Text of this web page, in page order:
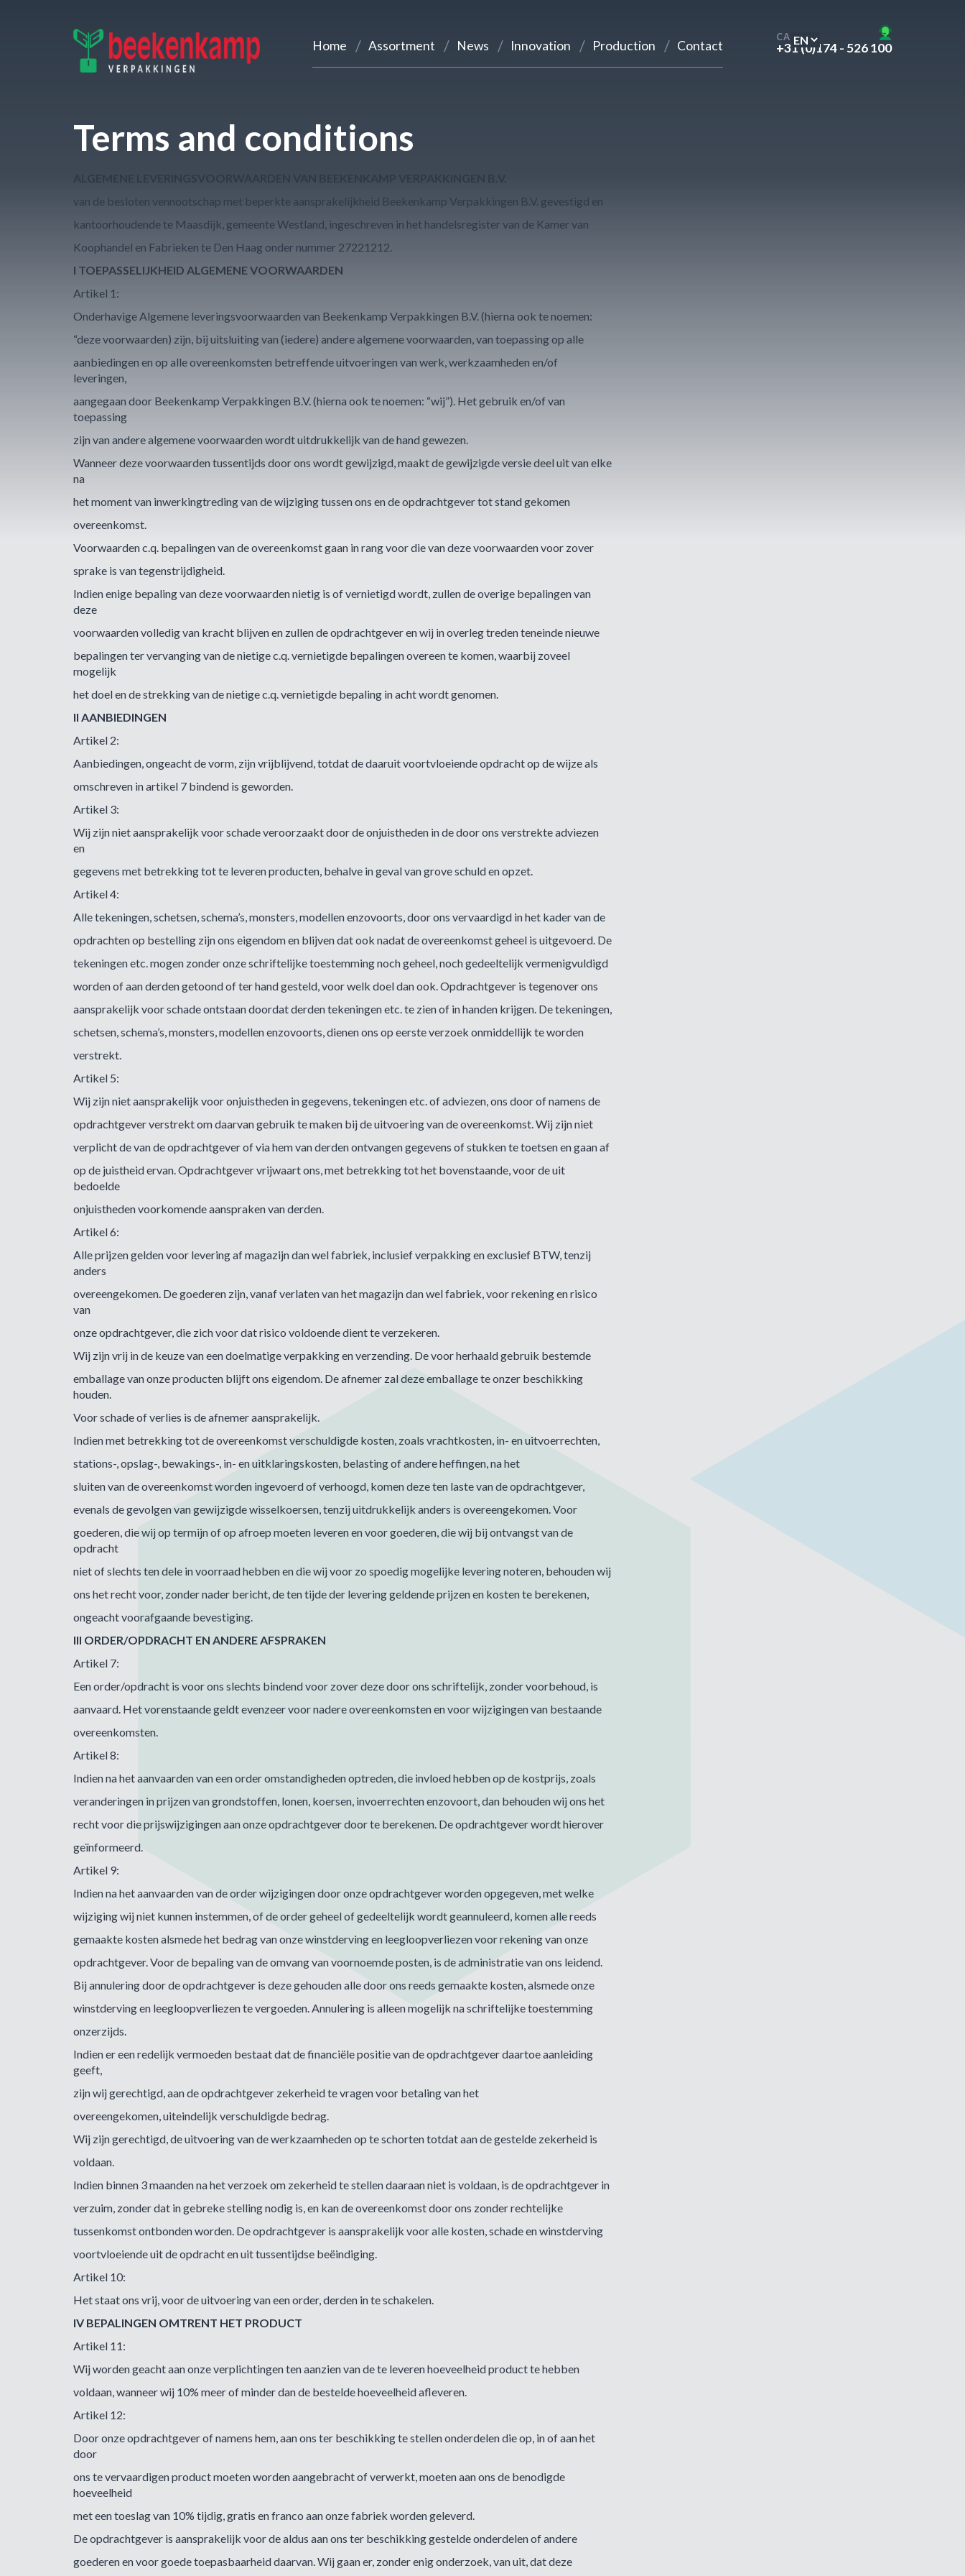
Home Assortment News Innovation Production Contact
CALL US
+31 (0)174 - 526 100
Terms and conditions
van de besloten vennootschap met beperkte aansprakelijkheid Beekenkamp Verpakkingen B.V. gevestigd en
kantoorhoudende te Maasdijk, gemeente Westland, ingeschreven in het handelsregister van de Kamer van
Koophandel en Fabrieken te Den Haag onder nummer 27221212.
I TOEPASSELIJKHEID ALGEMENE VOORWAARDEN
Artikel 1:
Onderhavige Algemene leveringsvoorwaarden van Beekenkamp Verpakkingen B.V. (hierna ook te noemen:
“deze voorwaarden) zijn, bij uitsluiting van (iedere) andere algemene voorwaarden, van toepassing op alle
aanbiedingen en op alle overeenkomsten betreffende uitvoeringen van werk, werkzaamheden en/of
leveringen,
aangegaan door Beekenkamp Verpakkingen B.V. (hierna ook te noemen: “wij”). Het gebruik en/of van
toepassing
zijn van andere algemene voorwaarden wordt uitdrukkelijk van de hand gewezen.
Wanneer deze voorwaarden tussentijds door ons wordt gewijzigd, maakt de gewijzigde versie deel uit van elke
na
het moment van inwerkingtreding van de wijziging tussen ons en de opdrachtgever tot stand gekomen
overeenkomst.
Voorwaarden c.q. bepalingen van de overeenkomst gaan in rang voor die van deze voorwaarden voor zover
sprake is van tegenstrijdigheid.
Indien enige bepaling van deze voorwaarden nietig is of vernietigd wordt, zullen de overige bepalingen van
deze
voorwaarden volledig van kracht blijven en zullen de opdrachtgever en wij in overleg treden teneinde nieuwe
bepalingen ter vervanging van de nietige c.q. vernietigde bepalingen overeen te komen, waarbij zoveel
mogelijk
het doel en de strekking van de nietige c.q. vernietigde bepaling in acht wordt genomen.
II AANBIEDINGEN
Artikel 2:
Aanbiedingen, ongeacht de vorm, zijn vrijblijvend, totdat de daaruit voortvloeiende opdracht op de wijze als
omschreven in artikel 7 bindend is geworden.
Artikel 3:
Wij zijn niet aansprakelijk voor schade veroorzaakt door de onjuistheden in de door ons verstrekte adviezen
en
gegevens met betrekking tot te leveren producten, behalve in geval van grove schuld en opzet.
Artikel 4:
Alle tekeningen, schetsen, schema’s, monsters, modellen enzovoorts, door ons vervaardigd in het kader van de
opdrachten op bestelling zijn ons eigendom en blijven dat ook nadat de overeenkomst geheel is uitgevoerd. De
tekeningen etc. mogen zonder onze schriftelijke toestemming noch geheel, noch gedeeltelijk vermenigvuldigd
worden of aan derden getoond of ter hand gesteld, voor welk doel dan ook. Opdrachtgever is tegenover ons
aansprakelijk voor schade ontstaan doordat derden tekeningen etc. te zien of in handen krijgen. De tekeningen,
schetsen, schema’s, monsters, modellen enzovoorts, dienen ons op eerste verzoek onmiddellijk te worden
verstrekt.
Artikel 5:
Wij zijn niet aansprakelijk voor onjuistheden in gegevens, tekeningen etc. of adviezen, ons door of namens de
opdrachtgever verstrekt om daarvan gebruik te maken bij de uitvoering van de overeenkomst. Wij zijn niet
verplicht de van de opdrachtgever of via hem van derden ontvangen gegevens of stukken te toetsen en gaan af
op de juistheid ervan. Opdrachtgever vrijwaart ons, met betrekking tot het bovenstaande, voor de uit
bedoelde
onjuistheden voorkomende aanspraken van derden.
Artikel 6:
Alle prijzen gelden voor levering af magazijn dan wel fabriek, inclusief verpakking en exclusief BTW, tenzij
anders
overeengekomen. De goederen zijn, vanaf verlaten van het magazijn dan wel fabriek, voor rekening en risico
van
onze opdrachtgever, die zich voor dat risico voldoende dient te verzekeren.
Wij zijn vrij in de keuze van een doelmatige verpakking en verzending. De voor herhaald gebruik bestemde
emballage van onze producten blijft ons eigendom. De afnemer zal deze emballage te onzer beschikking
houden.
Voor schade of verlies is de afnemer aansprakelijk.
Indien met betrekking tot de overeenkomst verschuldigde kosten, zoals vrachtkosten, in- en uitvoerrechten,
stations-, opslag-, bewakings-, in- en uitklaringskosten, belasting of andere heffingen, na het
sluiten van de overeenkomst worden ingevoerd of verhoogd, komen deze ten laste van de opdrachtgever,
evenals de gevolgen van gewijzigde wisselkoersen, tenzij uitdrukkelijk anders is overeengekomen. Voor
goederen, die wij op termijn of op afroep moeten leveren en voor goederen, die wij bij ontvangst van de
opdracht
niet of slechts ten dele in voorraad hebben en die wij voor zo spoedig mogelijke levering noteren, behouden wij
ons het recht voor, zonder nader bericht, de ten tijde der levering geldende prijzen en kosten te berekenen,
ongeacht voorafgaande bevestiging.
III ORDER/OPDRACHT EN ANDERE AFSPRAKEN
Artikel 7:
Een order/opdracht is voor ons slechts bindend voor zover deze door ons schriftelijk, zonder voorbehoud, is
aanvaard. Het vorenstaande geldt evenzeer voor nadere overeenkomsten en voor wijzigingen van bestaande
overeenkomsten.
Artikel 8:
Indien na het aanvaarden van een order omstandigheden optreden, die invloed hebben op de kostprijs, zoals
veranderingen in prijzen van grondstoffen, lonen, koersen, invoerrechten enzovoort, dan behouden wij ons het
recht voor die prijswijzigingen aan onze opdrachtgever door te berekenen. De opdrachtgever wordt hierover
geïnformeerd.
Artikel 9:
Indien na het aanvaarden van de order wijzigingen door onze opdrachtgever worden opgegeven, met welke
wijziging wij niet kunnen instemmen, of de order geheel of gedeeltelijk wordt geannuleerd, komen alle reeds
gemaakte kosten alsmede het bedrag van onze winstderving en leegloopverliezen voor rekening van onze
opdrachtgever. Voor de bepaling van de omvang van voornoemde posten, is de administratie van ons leidend.
Bij annulering door de opdrachtgever is deze gehouden alle door ons reeds gemaakte kosten, alsmede onze
winstderving en leegloopverliezen te vergoeden. Annulering is alleen mogelijk na schriftelijke toestemming
onzerzijds.
Indien er een redelijk vermoeden bestaat dat de financiële positie van de opdrachtgever daartoe aanleiding
geeft,
zijn wij gerechtigd, aan de opdrachtgever zekerheid te vragen voor betaling van het
overeengekomen, uiteindelijk verschuldigde bedrag.
Wij zijn gerechtigd, de uitvoering van de werkzaamheden op te schorten totdat aan de gestelde zekerheid is
voldaan.
Indien binnen 3 maanden na het verzoek om zekerheid te stellen daaraan niet is voldaan, is de opdrachtgever in
verzuim, zonder dat in gebreke stelling nodig is, en kan de overeenkomst door ons zonder rechtelijke
tussenkomst ontbonden worden. De opdrachtgever is aansprakelijk voor alle kosten, schade en winstderving
voortvloeiende uit de opdracht en uit tussentijdse beëindiging.
Artikel 10:
Het staat ons vrij, voor de uitvoering van een order, derden in te schakelen.
IV BEPALINGEN OMTRENT HET PRODUCT
Artikel 11:
Wij worden geacht aan onze verplichtingen ten aanzien van de te leveren hoeveelheid product te hebben
voldaan, wanneer wij 10% meer of minder dan de bestelde hoeveelheid afleveren.
Artikel 12:
Door onze opdrachtgever of namens hem, aan ons ter beschikking te stellen onderdelen die op, in of aan het
door
ons te vervaardigen product moeten worden aangebracht of verwerkt, moeten aan ons de benodigde
hoeveelheid
met een toeslag van 10% tijdig, gratis en franco aan onze fabriek worden geleverd.
De opdrachtgever is aansprakelijk voor de aldus aan ons ter beschikking gestelde onderdelen of andere
goederen en voor goede toepasbaarheid daarvan. Wij gaan er, zonder enig onderzoek, van uit, dat deze